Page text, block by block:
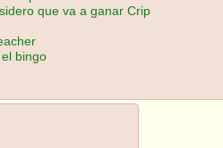
que va a ganar Crip
bingo